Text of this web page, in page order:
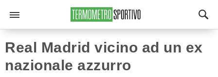
Real Madrid vicino ad un ex
nazionale azzurro